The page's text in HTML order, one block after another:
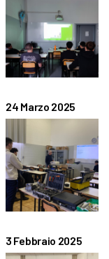
24 Marzo 2025
3 Febbraio 2025